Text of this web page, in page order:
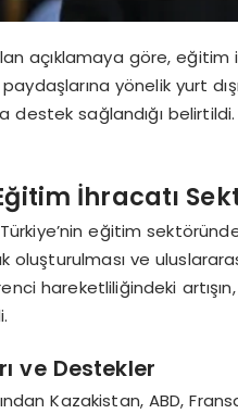
açıklamaya göre,
yönelik yurt
destek sağlandığı
İhracatı
Türkiye’nin eğitim
oluşturulması ve
hareketliliğindeki
ve Destekler
Kazakistan, ABD,